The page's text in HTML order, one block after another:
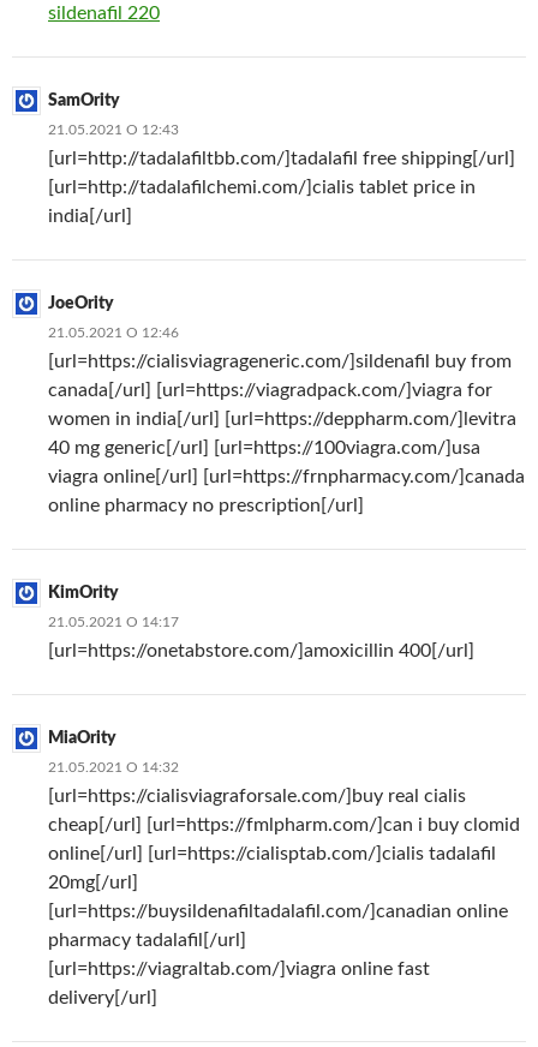
sildenafil 220
SamOrity
21.05.2021 О 12:43
[url=http://tadalafiltbb.com/]tadalafil free shipping[/url]
[url=http://tadalafilchemi.com/]cialis tablet price in
india[/url]
JoeOrity
21.05.2021 О 12:46
[url=https://cialisviagrageneric.com/]sildenafil buy from
canada[/url] [url=https://viagradpack.com/]viagra for
women in india[/url] [url=https://deppharm.com/]levitra
40 mg generic[/url] [url=https://100viagra.com/]usa
viagra online[/url] [url=https://frnpharmacy.com/]canada
online pharmacy no prescription[/url]
KimOrity
21.05.2021 О 14:17
[url=https://onetabstore.com/]amoxicillin 400[/url]
MiaOrity
21.05.2021 О 14:32
[url=https://cialisviagraforsale.com/]buy real cialis
cheap[/url] [url=https://fmlpharm.com/]can i buy clomid
online[/url] [url=https://cialisptab.com/]cialis tadalafil
20mg[/url]
[url=https://buysildenafiltadalafil.com/]canadian online
pharmacy tadalafil[/url]
[url=https://viagraltab.com/]viagra online fast
delivery[/url]